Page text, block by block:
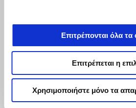
Επιτρέπονται όλα τα
Επιτρέπεται η
Χρησιμοποιήστε μόνο τα
ΔΩΡΟ 2 ΧΡΟΝΙΑ ΕΠΕΚΤΑΣΗ ΕΓΓΥΗΣΗΣ